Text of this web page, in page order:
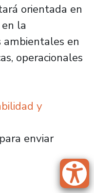
orientada en
la
ambientales en
operacionales
y
participa en
para enviar